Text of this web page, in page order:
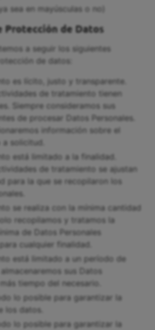
sea en mayúsculas o no)
Protección de Datos
a seguir los siguientes
de datos:
es lícito, justo y transparente.
de tratamiento tienen
Siempre consideramos sus
de procesar Datos Personales.
información sobre el
solicitud.
está limitado a la finalidad.
de tratamiento se ajustan
para la que se recopilaron los
se realiza con la mínima cantidad
recopilamos y tratamos la
de Datos Personales
cualquier finalidad.
está limitado a un período de
sus Datos
más tiempo del necesario.
lo posible para garantizar la
los datos.
lo posible para garantizar la